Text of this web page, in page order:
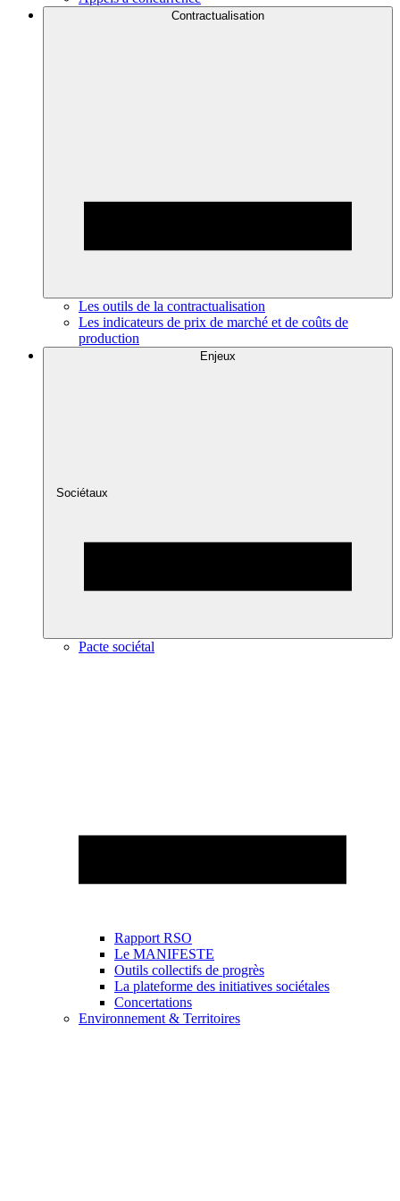
Contractualisation
Les outils de la contractualisation
Les indicateurs de prix de marché et de coûts de
production
Enjeux
Sociétaux
Pacte sociétal
Rapport RSO
Le MANIFESTE
Outils collectifs de progrès
La plateforme des initiatives sociétales
Concertations
Environnement & Territoires